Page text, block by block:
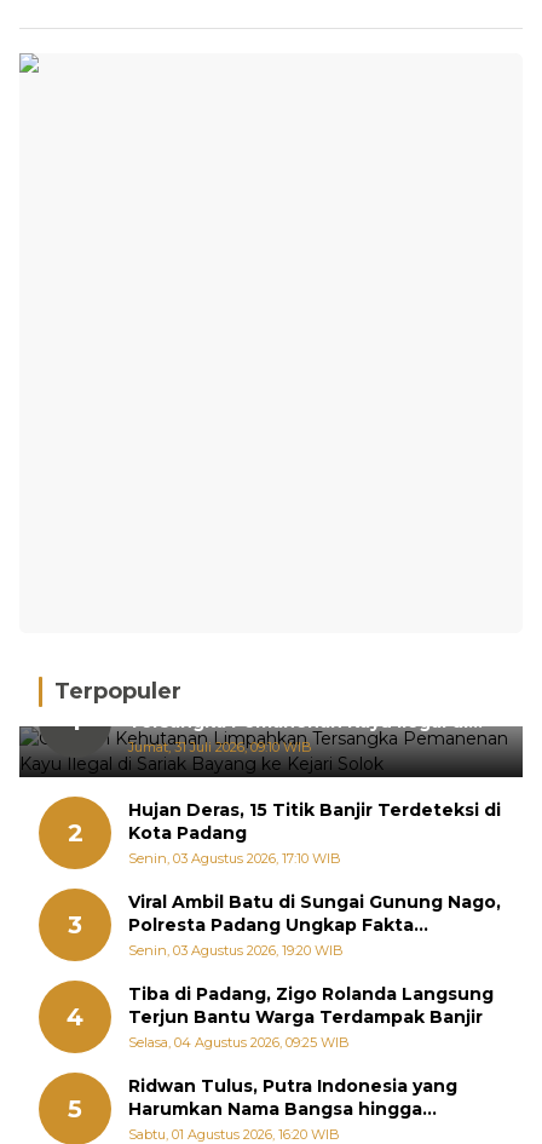
Terpopuler
1
Gakkum Kehutanan Limpahkan
Tersangka Pemanenan Kayu Ilegal di
Sariak Bayang ke Kejari Solok
Jumat, 31 Juli 2026, 09:10 WIB
2
Hujan Deras, 15 Titik Banjir Terdeteksi di
Kota Padang
Senin, 03 Agustus 2026, 17:10 WIB
3
Viral Ambil Batu di Sungai Gunung Nago,
Polresta Padang Ungkap Fakta
Sebenarnya
Senin, 03 Agustus 2026, 19:20 WIB
4
Tiba di Padang, Zigo Rolanda Langsung
Terjun Bantu Warga Terdampak Banjir
Selasa, 04 Agustus 2026, 09:25 WIB
5
Ridwan Tulus, Putra Indonesia yang
Harumkan Nama Bangsa hingga
Diabadikan dalam Buku Jepang
Sabtu, 01 Agustus 2026, 16:20 WIB